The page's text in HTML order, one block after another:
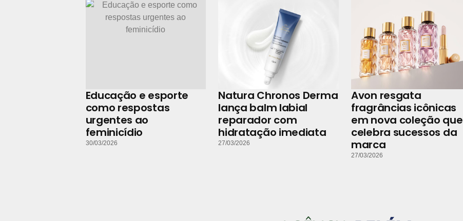
Educação e esporte
como respostas
urgentes ao
feminicídio
30/03/2026
Natura Chronos Derma
lança balm labial
reparador com
hidratação imediata
27/03/2026
Avon resgata
fragrâncias icônicas
em nova coleção que
celebra sucessos da
marca
27/03/2026